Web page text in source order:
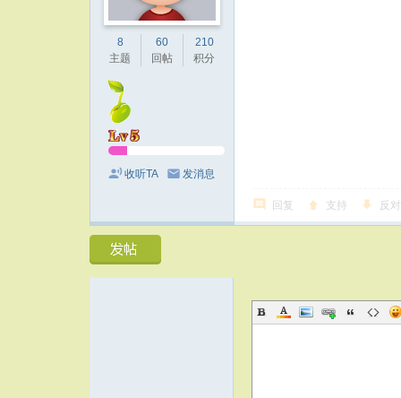
8
主题
60
回帖
210
积分
收听TA 发消息
回复 支持 反对